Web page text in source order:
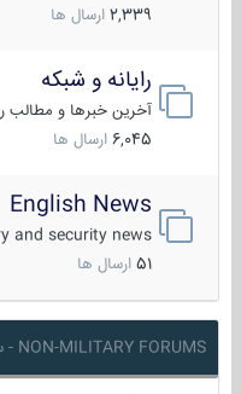
2,339 ارسال ها
رایانه و شبکه
آخرین خبرها و مطالب
6,045 ارسال ها
English News
and security news
51 ارسال ها
NON-MILITARY FORUMS - سایر بخشها